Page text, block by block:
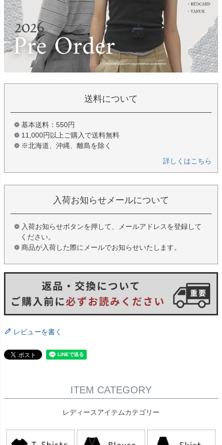
送料について
基本送料：550円
11,000円以上ご購入で送料無料
※北海道、沖縄、離島を除く
詳しくはこちら
入荷お知らせメールについて
入荷お知らせボタンを押して、メールアドレスを登録して
ください。
商品が入荷した際にメールでお知らせいたします。
レビューを書く
ITEM CATEGORY
レディースアイテムカテゴリー